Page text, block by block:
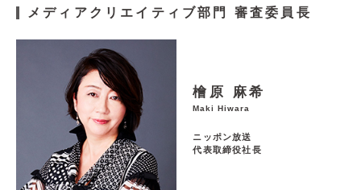
2026年審査委員紹介
入賞作品
お問い合わせ 推奨環境
サイト利用規約
メディアクリエイティブ部門 審査委員長
檜原 麻希
Maki Hiwara
ニッポン放送
代表取締役社長